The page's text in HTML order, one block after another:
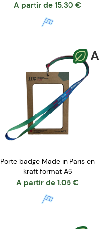
A partir de 15.30 €
A
Porte badge Made in Paris en
kraft format A6
A partir de 1.05 €